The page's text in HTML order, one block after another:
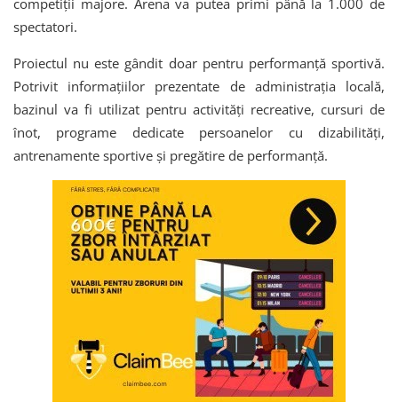
competiții majore. Arena va putea primi până la 1.000 de
spectatori.
Proiectul nu este gândit doar pentru performanță sportivă.
Potrivit informațiilor prezentate de administrația locală,
bazinul va fi utilizat pentru activități recreative, cursuri de
înot, programe dedicate persoanelor cu dizabilități,
antrenamente sportive și pregătire de performanță.